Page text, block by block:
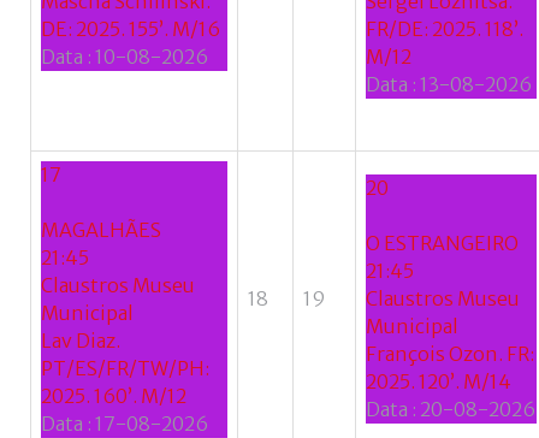
DE: 2025. 155’. M/16
Data : 10-08-2026
FR/DE: 2025. 118’.
M/12
Data : 13-08-2026
17
MAGALHÃES
21:45
Claustros Museu
Municipal
Lav Diaz.
PT/ES/FR/TW/PH:
2025. 160’. M/12
Data : 17-08-2026
18 19
20
O ESTRANGEIRO
21:45
Claustros Museu
Municipal
François Ozon. FR:
2025. 120’. M/14
Data : 20-08-2026